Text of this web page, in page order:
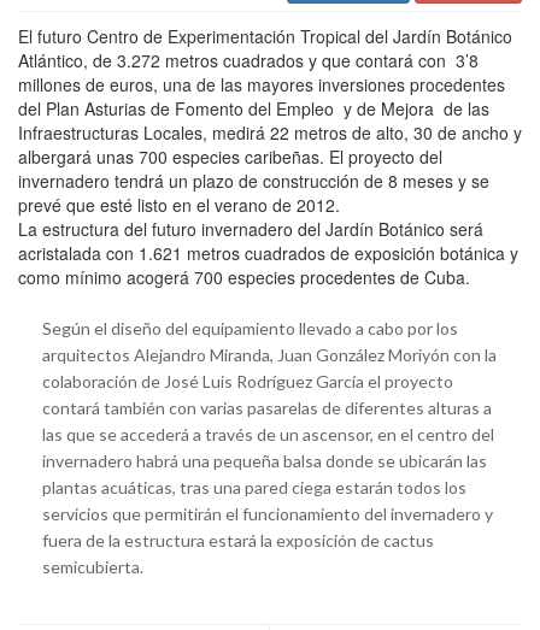
El futuro Centro de Experimentación Tropical del Jardín Botánico
Atlántico, de 3.272 metros cuadrados y que contará con 3’8
millones de euros, una de las mayores inversiones procedentes
del Plan Asturias de Fomento del Empleo y de Mejora de las
Infraestructuras Locales, medirá 22 metros de alto, 30 de ancho y
albergará unas 700 especies caribeñas. El proyecto del
invernadero tendrá un plazo de construcción de 8 meses y se
prevé que esté listo en el verano de 2012.
La estructura del futuro invernadero del Jardín Botánico será
acristalada con 1.621 metros cuadrados de exposición botánica y
como mínimo acogerá 700 especies procedentes de Cuba.
Según el diseño del equipamiento llevado a cabo por los
arquitectos Alejandro Miranda, Juan González Moriyón con la
colaboración de José Luis Rodríguez García el proyecto
contará también con varias pasarelas de diferentes alturas a
las que se accederá a través de un ascensor, en el centro del
invernadero habrá una pequeña balsa donde se ubicarán las
plantas acuáticas, tras una pared ciega estarán todos los
servicios que permitirán el funcionamiento del invernadero y
fuera de la estructura estará la exposición de cactus
semicubierta.